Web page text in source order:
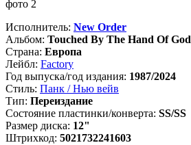
Исполнитель: New Order
Альбом: Touched By The Hand Of God
Страна: Европа
Лейбл: Factory
Год выпуска/год издания: 1987/2024
Стиль: Панк / Нью вейв
Тип: Переиздание
Состояние пластинки/конверта: SS/SS
Размер диска: 12"
Штрихкод: 5021732241603